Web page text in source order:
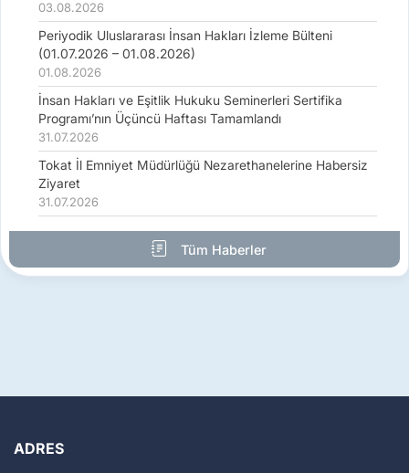
03.08.2026
Periyodik Uluslararası İnsan Hakları İzleme Bülteni
(01.07.2026 – 01.08.2026)
01.08.2026
İnsan Hakları ve Eşitlik Hukuku Seminerleri Sertifika
Programı’nın Üçüncü Haftası Tamamlandı
31.07.2026
Tokat İl Emniyet Müdürlüğü Nezarethanelerine Habersiz
Ziyaret
31.07.2026
Tüm Haberler
ADRES